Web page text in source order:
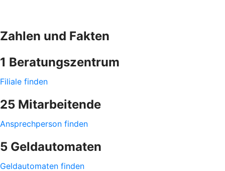
Zahlen und Fakten
1 Beratungszentrum
Filiale finden
25 Mitarbeitende
Ansprechperson finden
5 Geldautomaten
Geldautomaten finden